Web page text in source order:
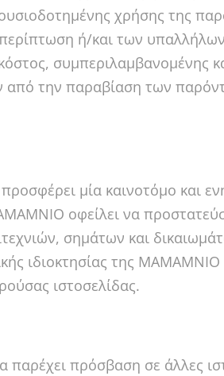
χρήσης της
ή/και των
συμπεριλαμβανομένης
την παραβίαση των
μία καινοτόμο και
οφείλει να
σημάτων και
ιδιοκτησίας της
ιστοσελίδας.
παρέχει πρόσβαση σε άλλες